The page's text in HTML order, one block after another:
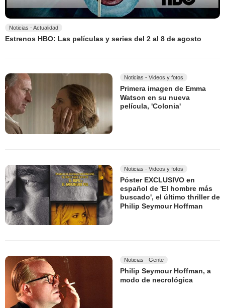
Noticias - Actualidad
Estrenos HBO: Las películas y series del 2 al 8 de agosto
Noticias - Videos y fotos
Primera imagen de Emma
Watson en su nueva
película, 'Colonia'
Noticias - Videos y fotos
Póster EXCLUSIVO en
español de 'El hombre más
buscado', el último thriller de
Philip Seymour Hoffman
Noticias - Gente
Philip Seymour Hoffman, a
modo de necrológica